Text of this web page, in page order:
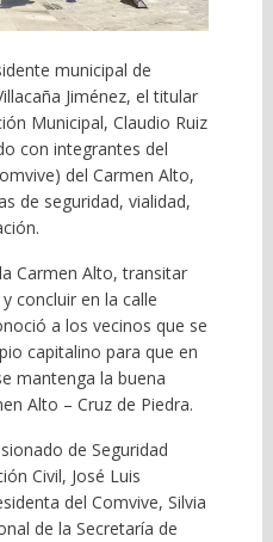
municipal de
Jiménez, el titular
Municipal, Claudio Ruiz
con integrantes del
del Carmen Alto,
de seguridad, vialidad,
Carmen Alto, transitar
concluir en la calle
a los vecinos que se
capitalino para que en
mantenga la buena
Alto – Cruz de Piedra.
de Seguridad
Civil, José Luis
del Comvive, Silvia
de la Secretaría de